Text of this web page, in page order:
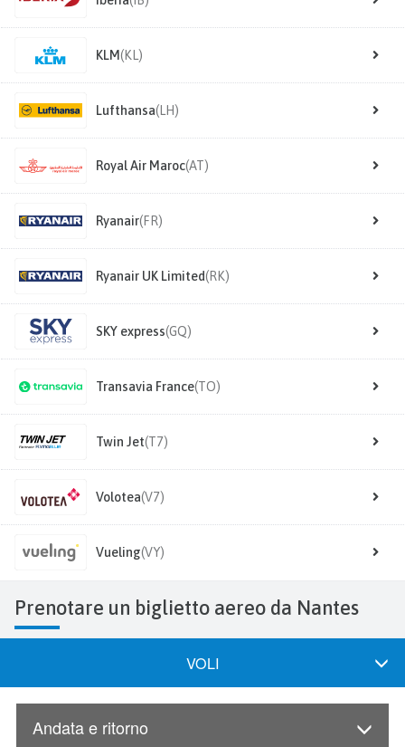
KLM(KL)
Lufthansa(LH)
Royal Air Maroc(AT)
Ryanair(FR)
Ryanair UK Limited(RK)
SKY express(GQ)
Transavia France(TO)
Twin Jet(T7)
Volotea(V7)
Vueling(VY)
Prenotare un biglietto aereo da Nantes